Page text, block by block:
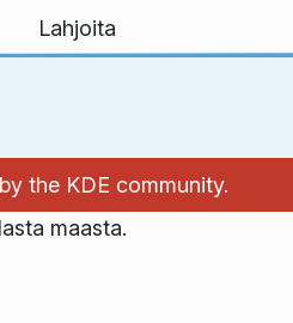
Lahjoita
the KDE community.
maasta.